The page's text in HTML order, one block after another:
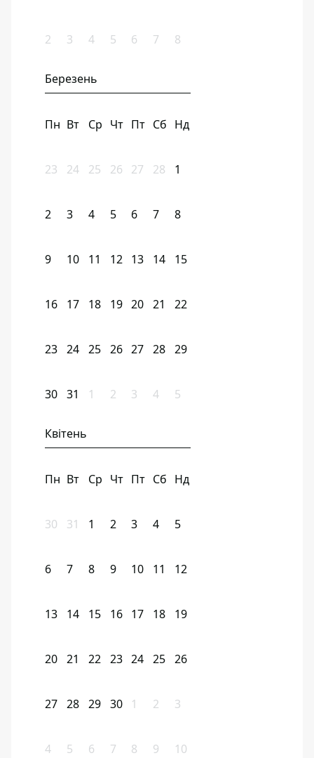
2 3 4 5 6 7 8
Березень
Пн Вт Ср Чт Пт Сб Нд
23 24 25 26 27 28 1
2 3 4 5 6 7 8
9 10 11 12 13 14 15
16 17 18 19 20 21 22
23 24 25 26 27 28 29
30 31 1 2 3 4 5
Квітень
Пн Вт Ср Чт Пт Сб Нд
30 31 1 2 3 4 5
6 7 8 9 10 11 12
13 14 15 16 17 18 19
20 21 22 23 24 25 26
27 28 29 30 1 2 3
4 5 6 7 8 9 10